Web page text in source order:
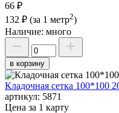
66 ₽
132 ₽ (за 1 метр2)
Наличие: много
в корзину
Кладочная сетка 100*100
артикул: 5871
Цена за 1 карту